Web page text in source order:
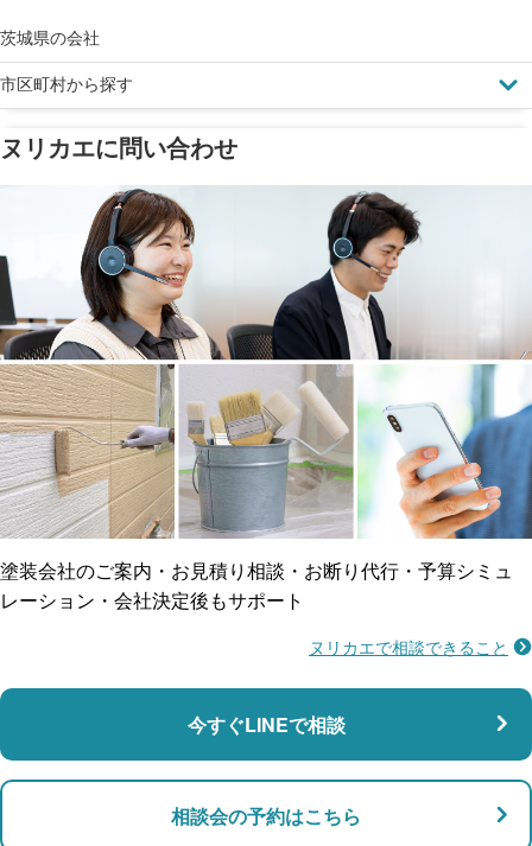
塗料の​品質を​保証
メーカー保証
工事保険
ご近所トラブルに
賠償保険
支払い対応
ドローン診断
省エネ効果
断熱・遮熱塗料対応
雨漏り修繕
防水工事
マンション・アパート対応
店舗・事務所対応
茨城県の会社
市区町村から探す
ヌリカエに問い合わせ
塗装会社のご案内・お見積り相談・お断り代行・予算シミュ
レーション・会社決定後もサポート
ヌリカエで相談できること
今すぐLINEで相談
相談会の予約はこちら